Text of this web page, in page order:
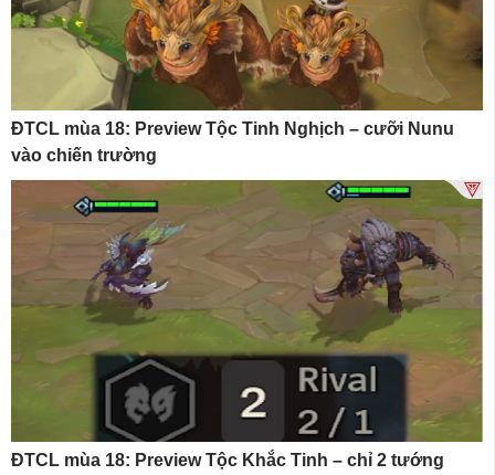
ĐTCL mùa 18: Preview Tộc Tinh Nghịch – cưỡi Nunu
vào chiến trường
ĐTCL mùa 18: Preview Tộc Khắc Tinh – chỉ 2 tướng